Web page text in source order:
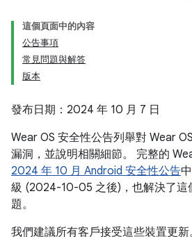
這個頁面中的內容
公告事項
常見問題與解答
版本
發布日期：2024 年 10 月 7 日
Wear OS 安全性公告列舉對 Wear
漏洞，並說明相關細節。 完整的
2024 年 10 月 Android 安全性公告
級 (2024-10-05 之後)，也解決了這
題。
我們建議所有客戶接受這些裝置更新